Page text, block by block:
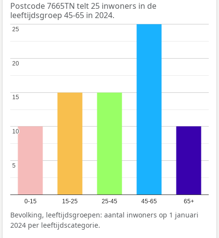
Postcode 7665TN telt 25 inwoners in de
leeftijdsgroep 45-65 in 2024.
0-15 15-25 25-45 45-65 65+
5
5
10
10
15
15
20
20
25
25
Bevolking, leeftijdsgroepen: aantal inwoners op 1 januari
2024 per leeftijdscategorie.